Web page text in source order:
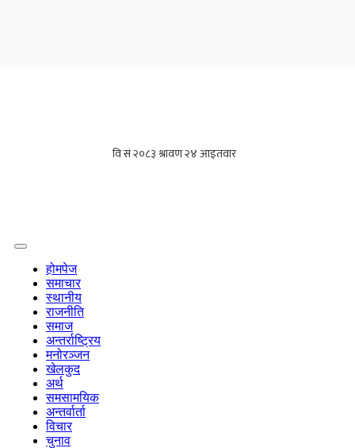
होमपेज
समाचार
स्थानीय
राजनीति
समाज
अन्तर्राष्ट्रिय
मनोरञ्जन
खेलकुद
अर्थ
समसामयिक
अन्तर्वार्ता
विचार
चुनाव